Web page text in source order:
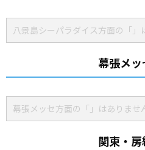
八景島シーパラダイス方面の「」
幕張メッ
幕張メッセ方面の「」はありませ
関東・